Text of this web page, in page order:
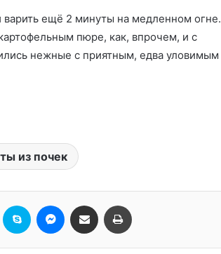
варить ещё 2 минуты на медленном огне.
пюре, как, впрочем, и с
нежные с приятным, едва уловимым
из почек
Одноклассники
Skype MessengerПоделиться через электронную почту